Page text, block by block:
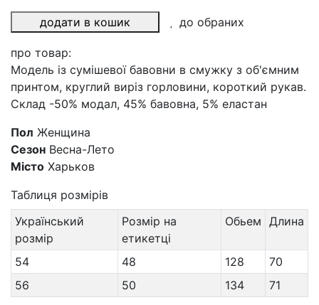
додати в кошик до обраних
про товар:
Модель із сумішевої бавовни в смужку з об'ємним
принтом, круглий виріз горловини, короткий рукав.
Склад -50% модал, 45% бавовна, 5% еластан
Пол Женщина
Сезон Весна-Лето
Місто Харьков
Таблиця розмірів
Український
розмір
Розмір на
етикетці
Обьем Длина
54 48 128
70
56
50 134 71